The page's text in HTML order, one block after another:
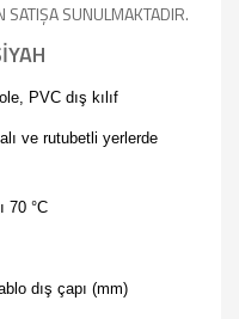
SUNULMAKTADIR.
PVC dış kılıf
ve rutubetli yerlerde
70 °C
dış çapı (mm)